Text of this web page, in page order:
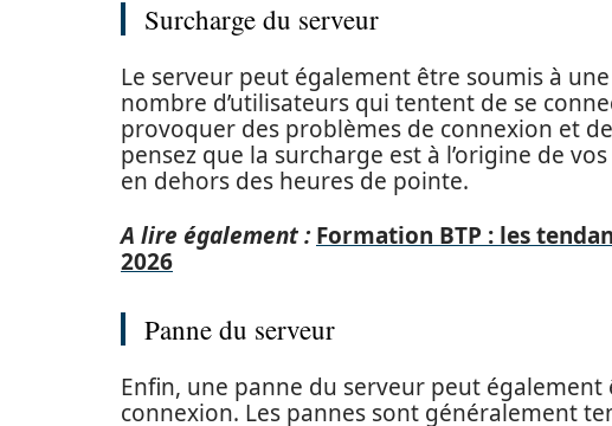
Surcharge du serveur
Le serveur peut également être soumis à
nombre d’utilisateurs qui tentent de se
provoquer des problèmes de connexion et
pensez que la surcharge est à l’origine de
en dehors des heures de pointe.
A lire également : Formation BTP : les
2026
Panne du serveur
Enfin, une panne du serveur peut également
connexion. Les pannes sont généralement